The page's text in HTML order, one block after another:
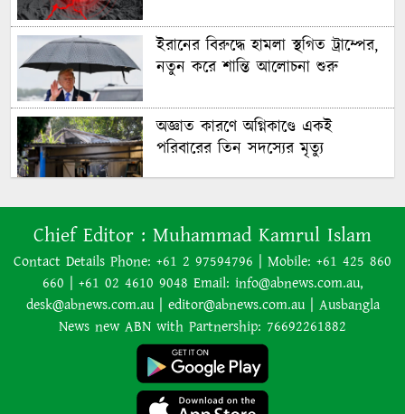
ইরানের বিরুদ্ধে হামলা স্থগিত ট্রাম্পের,
নতুন করে শান্তি আলোচনা শুরু
অজ্ঞাত কারণে অগ্নিকাণ্ডে একই
পরিবারের তিন সদস্যের মৃত্যু
অনেক ইতিবাচক অগ্রগতি ঘটেছে:
পররাষ্ট্রমন্ত্রীর সঙ্গে বৈঠকের পর ট্রাম্পের
বিশেষ দূত
আমাকে গ্রেপ্তারের চেষ্টা রুখে দিতে
প্রস্তুত ‘স্পেশাল ফোর্স’
শাপলা চত্বর হত্যাযজ্ঞ: স্বৈরাচার হাসিনা-
আজিজ-বেনজীরসহ পলাতকদের বিরুদ্ধে
Chief Editor : Muhammad Kamrul Islam
Contact Details Phone: +61 2 97594796 | Mobile: +61 425 860
660 | +61 02 4610 9048 Email: info@abnews.com.au,
desk@abnews.com.au | editor@abnews.com.au | Ausbangla
News new ABN with Partnership: 76692261882